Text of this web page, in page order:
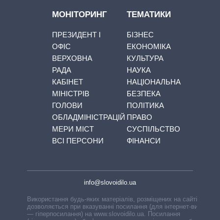
МОНІТОРИНГ
ПРЕЗИДЕНТ І
ОФІС
ВЕРХОВНА
РАДА
КАБІНЕТ
МІНІСТРІВ
ГОЛОВИ
ОБЛАДМІНІСТРАЦІЙ
МЕРИ МІСТ
ВСІ ПЕРСОНИ
ТЕМАТИКИ
БІЗНЕС
ЕКОНОМІКА
КУЛЬТУРА
НАУКА
НАЦІОНАЛЬНА
БЕЗПЕКА
ПОЛІТИКА
ПРАВО
СУСПІЛЬСТВО
ФІНАНСИ
info@slovoidilo.ua
Використання будь-яких матеріалів, розміщених на сайті,
дозволяється при вказуванні посилання (для інтернет-видань
— гіперпосилання) на www.slovoidilo.ua. Посилання